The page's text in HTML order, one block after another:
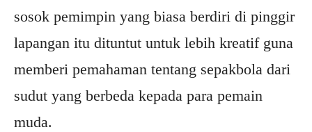
sosok pemimpin yang biasa berdiri di pinggir
lapangan itu dituntut untuk lebih kreatif guna
memberi pemahaman tentang sepakbola dari
sudut yang berbeda kepada para pemain
muda.